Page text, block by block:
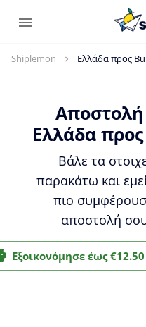
Shiplemon Ελλάδα προς
Ελλάδα
Βάλε τα
παρακάτω και
πιο
αποστολή
Εξοικονόμησε έως